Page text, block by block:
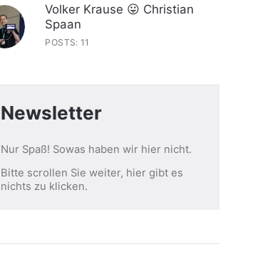
Volker Krause 😛 Christian
Spaan
POSTS: 11
Newsletter
Nur Spaß! Sowas haben wir hier nicht.
Bitte scrollen Sie weiter, hier gibt es
nichts zu klicken.